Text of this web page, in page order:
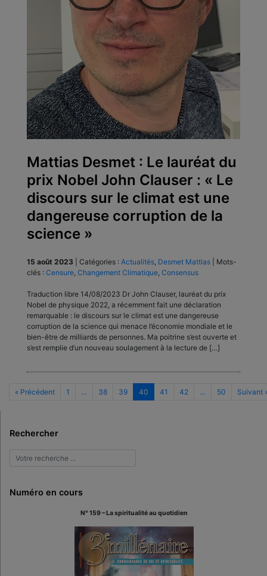
Mattias Desmet : Le lauréat du
prix Nobel John Clauser : « Le
discours sur le climat est une
dangereuse corruption de la
science »
15 août 2023 Catégories : Actualités Desmet Mattias
Mots-
clés : Censure Changement Climatique Consensus
Traduction libre 14/08/2023 Dr John Clauser, lauréat du prix
Nobel de physique 2022, a récemment fait une déclaration
remarquable : le discours sur le climat est une dangereuse
corruption de la science qui menace l’économie mondiale et le
bien-être de milliards de personnes. Ma poitrine s’est ouverte et
s’est remplie d’un nouveau soulagement à la lecture de […]
« Précédent 1 … 38 39 40 41 42 … 50 Suivant
Rechercher
Numéro en cours
N° 159 – La spiritualité au quotidien